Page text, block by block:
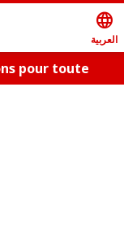
language
العربية
pour toute